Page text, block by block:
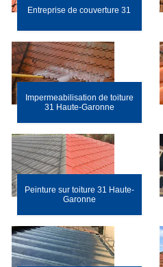
Entreprise de couverture 31
Impermeabilisation de toiture
31 Haute-Garonne
Peinture sur toiture 31 Haute-
Garonne